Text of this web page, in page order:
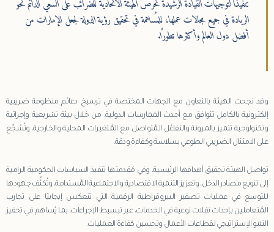
تنفيذًا لتوجيهات القيادة الرشيدة تحرص الهيئة الاتحادية للضرائب على السعي الدائم نحو
الريادة في جميع مجالات عملها، للمُساهمة في تحقيق رؤية الدولة لجعل الإمارات من
أفضل دول العالم وأكثرها تطورًا.
وقد نجحت الهيئة بالتعاون مع الجهات المختصة في ترسيخ دعائم منظومة ضريبية
إلكترونية بالكامل تتوافق مع أحدث الممارسات الدولية، من خلال بيئة تشريعية وإجرائية
وتكنولوجية تتميز بالمرونة والتفاعُل المُتواصل مع المُتغيرات المحلية والخارجية، وتُشجِّع
على الامتثال الضريبي الطوعي بسلاسة وكفاءة ودقة.
تواصل الهيئة تحقيق أهدافها الرئيسية، وفي مُقدمتها تنفيذ السياسات الحكومية الرامية
إلى تنويع مصادر الدخل، وتعزيز التنمية الاقتصادية والاجتماعية المُستدامة، وتُكثِّف جهودها
للتوسع في عمليات تصفير البيروقراطية الرقمية التي تنعكس إيجابيًا على تجارب
المُتعاملين بإحداث نقلات نوعية في الخدمات، عبر تبسيط الإجراءات، بما يُساهم في تحفيز
النمو الإستراتيجي لقطاعات الأعمال وتحسين كفاءة العمليات.